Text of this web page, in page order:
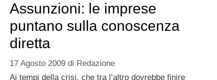
Assunzioni: le imprese
puntano sulla conoscenza
diretta
17 Agosto 2009 di Redazione
Ai tempi della crisi, che tra l’altro dovrebbe finire